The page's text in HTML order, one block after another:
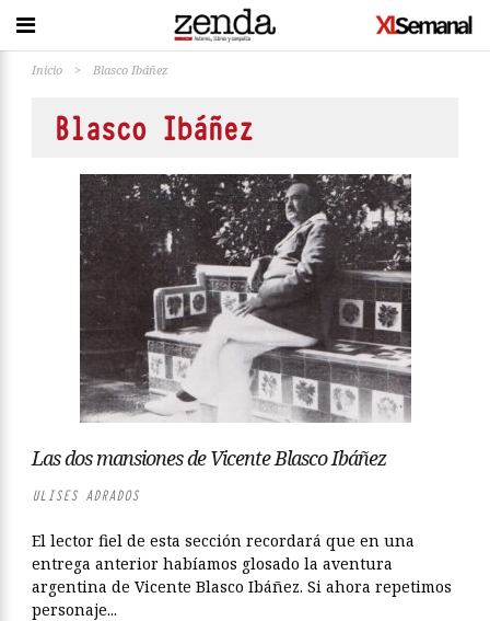
Inicio > Blasco Ibáñez
Blasco Ibáñez
Las dos mansiones de Vicente Blasco Ibáñez
ULISES ADRADOS
El lector fiel de esta sección recordará que en una
entrega anterior habíamos glosado la aventura
argentina de Vicente Blasco Ibáñez. Si ahora repetimos
personaje...